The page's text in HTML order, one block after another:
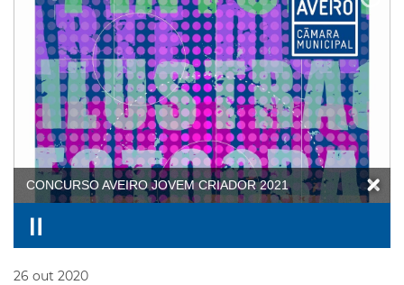
CONCURSO AVEIRO JOVEM CRIADOR 2021
26 out 2020